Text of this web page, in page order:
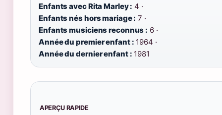
Enfants avec Rita Marley : 4 ·
Enfants nés hors mariage : 7 ·
Enfants musiciens reconnus : 6 ·
Année du premier enfant : 1964 ·
Année du dernier enfant : 1981
APERÇU RAPIDE